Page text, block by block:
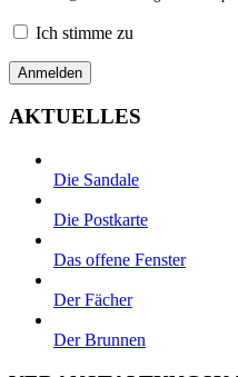
Ich stimme zu
AKTUELLES
Die Sandale
Die Postkarte
Das offene Fenster
Der Fächer
Der Brunnen